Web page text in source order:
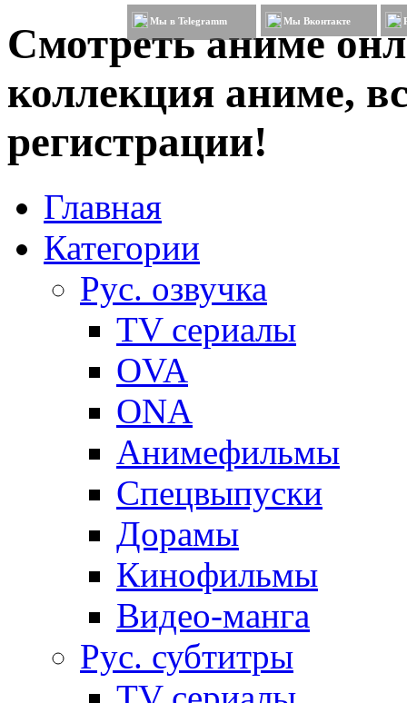
Смотреть аниме
коллекция аниме,
регистрации!
Мы в Telegramm Мы Вконтакте
Главная
Категории
Рус. озвучка
TV сериалы
OVA
ONA
Анимефильмы
Спецвыпуски
Дорамы
Кинофильмы
Видео-манга
Рус. субтитры